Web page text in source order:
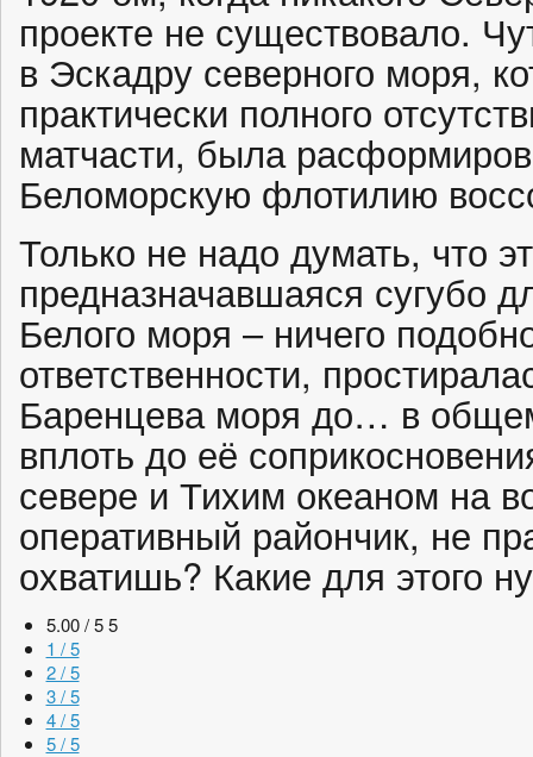
проекте не существовало.
в Эскадру северного моря,
практически полного
матчасти, была
Беломорскую флотилию
Только не надо думать, что
предназначавшаяся сугубо
Белого моря – ничего
ответственности,
Баренцева моря до… в
вплоть до её
севере и Тихим океаном на
оперативный райончик, не
охватишь? Какие для этого
5.00 / 5 5
1 / 5
2 / 5
3 / 5
4 / 5
5 / 5